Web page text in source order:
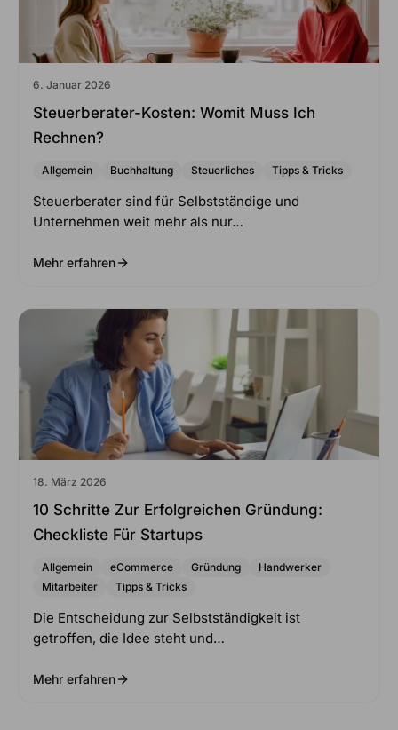
6. Januar 2026
Steuerberater-Kosten: Womit Muss Ich
Rechnen?
Allgemein Buchhaltung Steuerliches Tipps & Tricks
Steuerberater sind für Selbstständige und
Unternehmen weit mehr als nur…
Mehr erfahren
18. März 2026
10 Schritte Zur Erfolgreichen Gründung:
Checkliste Für Startups
Allgemein eCommerce Gründung
Handwerker
Mitarbeiter
Tipps & Tricks
Die Entscheidung zur Selbstständigkeit ist
getroffen, die Idee steht und…
Mehr erfahren